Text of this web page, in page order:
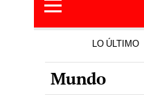
LO ÚLTIMO
Mundo